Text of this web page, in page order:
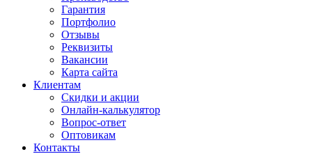
Гарантия
Портфолио
Отзывы
Реквизиты
Вакансии
Карта сайта
Клиентам
Скидки и акции
Онлайн-калькулятор
Вопрос-ответ
Оптовикам
Контакты